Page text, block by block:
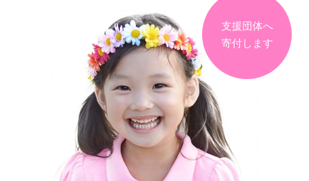
支援団体へ
寄付します